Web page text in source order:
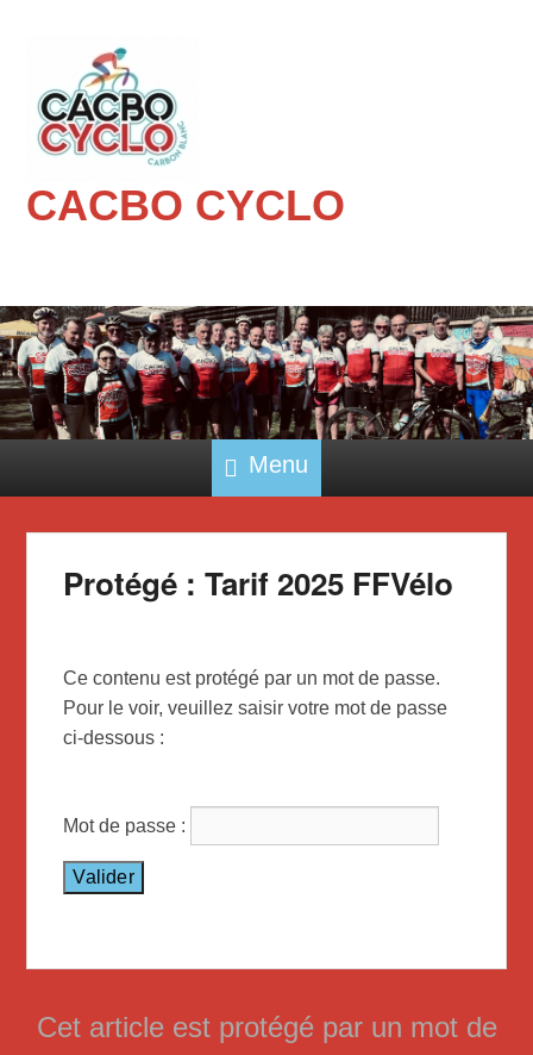
CACBO CYCLO
Menu
Protégé : Tarif 2025 FFVélo
Ce contenu est protégé par un mot de passe.
Pour le voir, veuillez saisir votre mot de passe
ci-dessous :
Mot de passe :
Cet article est protégé par un mot de